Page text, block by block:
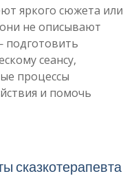
яркого сюжета или
не описывают
подготовить
сеансу,
процессы
и помочь
сказкотерапевта